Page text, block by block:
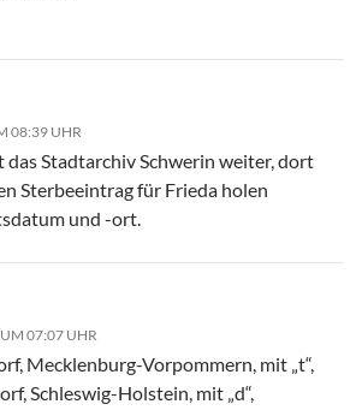
08:39 UHR
Stadtarchiv Schwerin weiter, dort
Sterbeeintrag für Frieda holen
und -ort.
07:07 UHR
Mecklenburg-Vorpommern, mit „t“,
Schleswig-Holstein, mit „d“,